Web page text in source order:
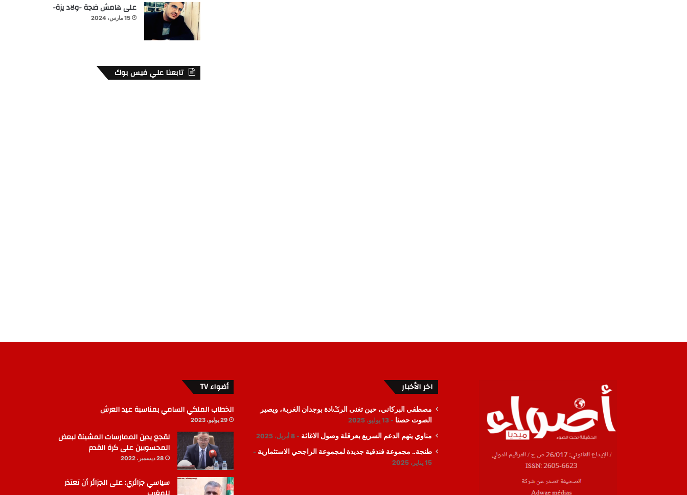
على هامش ضجة -ولاد يزة-
15 مارس، 2024
تابعنا علي فيس بوك
اخر الأخبار
مصطفى البركاني، حين تغنى الرݣادة بوجدان الغربة، ويصير
الصوت حصنا
13 يوليو، 2025
مناوي يتهم الدعم السريع بعرقلة وصول الاغاثة 8 أبريل، 2025
طنجة.. مجموعة فندقية جديدة لمجموعة الراجحي الاستثمارية
15 يناير، 2025
أضواء TV
الخطاب الملكي السامي بمناسبة عيد العرش
29 يوليو، 2023
لقجع يدين الممارسات المشينة لبعض
المحسوبين على كرة القدم
28 ديسمبر، 2022
سياسي جزائري: على الجزائر أن تعتذر